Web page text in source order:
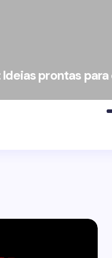
Ideias prontas